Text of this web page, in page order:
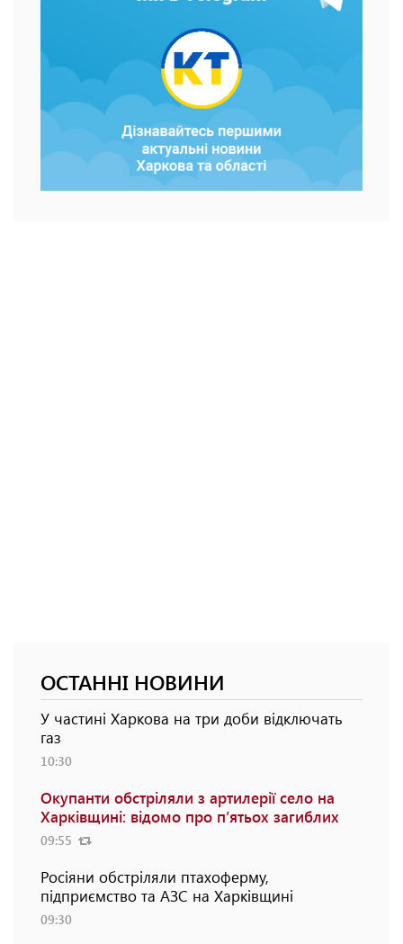
ОСТАННІ НОВИНИ
У частині Харкова на три доби відключать
газ
10:30
Окупанти обстріляли з артилерії село на
Харківщині: відомо про п’ятьох загиблих
09:55
Росіяни обстріляли птахоферму,
підприємство та АЗС на Харківщині
09:30